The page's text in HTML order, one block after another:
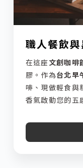
職人餐飲
在這座文創咖啡
膠。作為台北早
啡、現做輕食與
香氣啟動您的五